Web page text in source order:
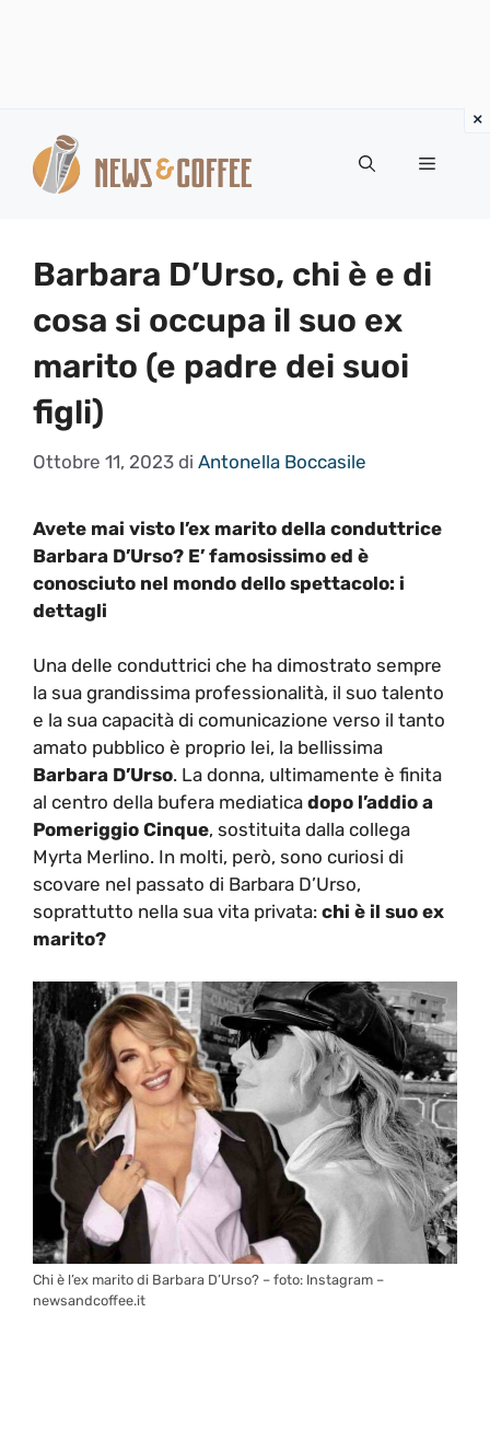
contenuto
Menu
Barbara D’Urso, chi è e di
cosa si occupa il suo ex
marito (e padre dei suoi
figli)
Ottobre 11, 2023 di Antonella Boccasile
Avete mai visto l’ex marito della conduttrice
Barbara D’Urso? E’ famosissimo ed è
conosciuto nel mondo dello spettacolo: i
dettagli
Una delle conduttrici che ha dimostrato sempre
la sua grandissima professionalità, il suo talento
e la sua capacità di comunicazione verso il tanto
amato pubblico è proprio lei, la bellissima
Barbara D’Urso. La donna, ultimamente è finita
al centro della bufera mediatica dopo l’addio a
Pomeriggio Cinque, sostituita dalla collega
Myrta Merlino. In molti, però, sono curiosi di
scovare nel passato di Barbara D’Urso,
soprattutto nella sua vita privata: chi è il suo ex
marito?
Chi è l’ex marito di Barbara D’Urso? – foto: Instagram –
newsandcoffee.it